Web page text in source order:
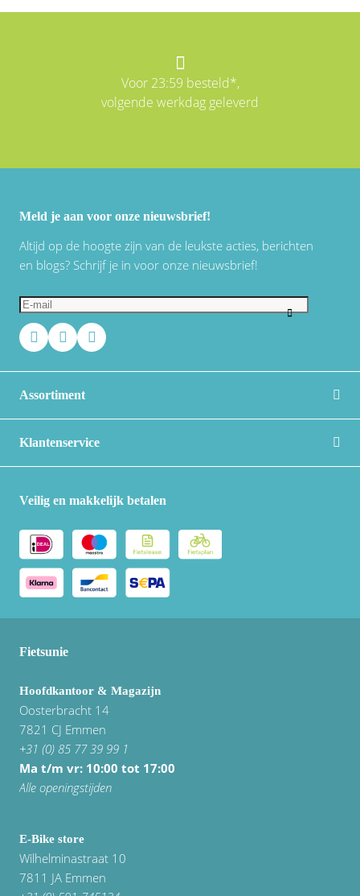
Voor 23:59 besteld*,
volgende werkdag geleverd
Meld je aan voor onze nieuwsbrief!
Altijd op de hoogte zijn van de leukste acties, berichten
en blogs? Schrijf je in voor onze nieuwsbrief!
Assortiment
Klantenservice
Veilig en makkelijk betalen
Fietsunie
Hoofdkantoor & Magazijn
Oosterbracht 14
7821 CJ Emmen
+31 (0) 85 77 39 99 1
Ma t/m vr: 10:00 tot 17:00
Alle openingstijden
E-Bike store
Wilhelminastraat 10
7811 JA Emmen